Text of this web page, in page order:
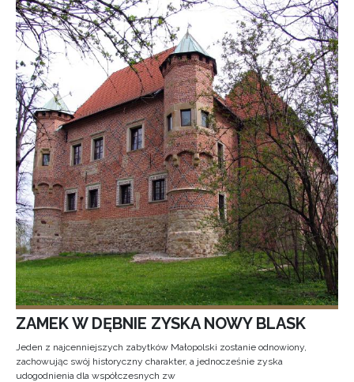
ZAMEK W DĘBNIE ZYSKA NOWY BLASK
Jeden z najcenniejszych zabytków Małopolski zostanie odnowiony,
zachowując swój historyczny charakter, a jednocześnie zyska
udogodnienia dla współczesnych zw